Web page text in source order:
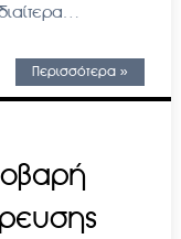
Περισσότερα »